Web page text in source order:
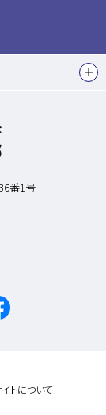
番1号
トについて